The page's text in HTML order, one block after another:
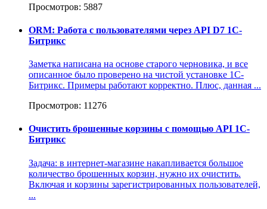
Просмотров: 5887
ORM: Работа с пользователями через API D7 1С-
Битрикс
Заметка написана на основе старого черновика, и все
описанное было проверено на чистой установке 1С-
Битрикс. Примеры работают корректно. Плюс, данная ...
Просмотров: 11276
Очистить брошенные корзины с помощью API 1С-
Битрикс
Задача: в интернет-магазине накапливается большое
количество брошенных корзин, нужно их очистить.
Включая и корзины зарегистрированных пользователей,
...